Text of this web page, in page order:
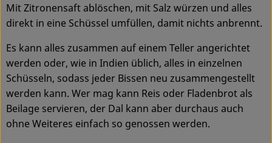
Mit Zitronensaft ablöschen, mit Salz würzen und alles
direkt in eine Schüssel umfüllen, damit nichts anbrennt.
Es kann alles zusammen auf einem Teller angerichtet
werden oder, wie in Indien üblich, alles in einzelnen
Schüsseln, sodass jeder Bissen neu zusammengestellt
werden kann. Wer mag kann Reis oder Fladenbrot als
Beilage servieren, der Dal kann aber durchaus auch
ohne Weiteres einfach so genossen werden.